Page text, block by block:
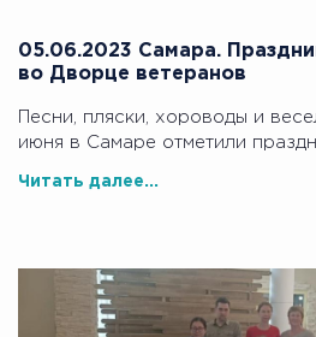
05.06.2023 Самара.
во Дворце ветеранов
Песни, пляски, хороводы и
июня в Самаре отметили
Читать далее...